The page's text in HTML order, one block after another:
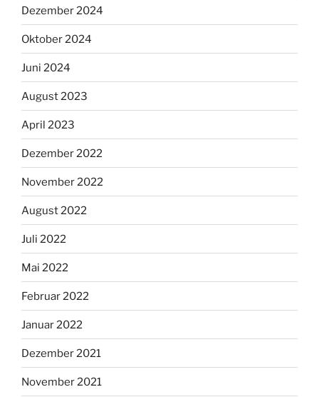
Dezember 2024
Oktober 2024
Juni 2024
August 2023
April 2023
Dezember 2022
November 2022
August 2022
Juli 2022
Mai 2022
Februar 2022
Januar 2022
Dezember 2021
November 2021